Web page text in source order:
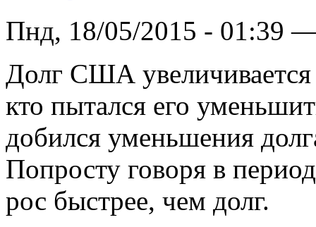
Пнд, 18/05/2015 - 01:39
Долг США
кто пытался его
добился уменьшения
Попросту говоря в
рос быстрее, чем долг.